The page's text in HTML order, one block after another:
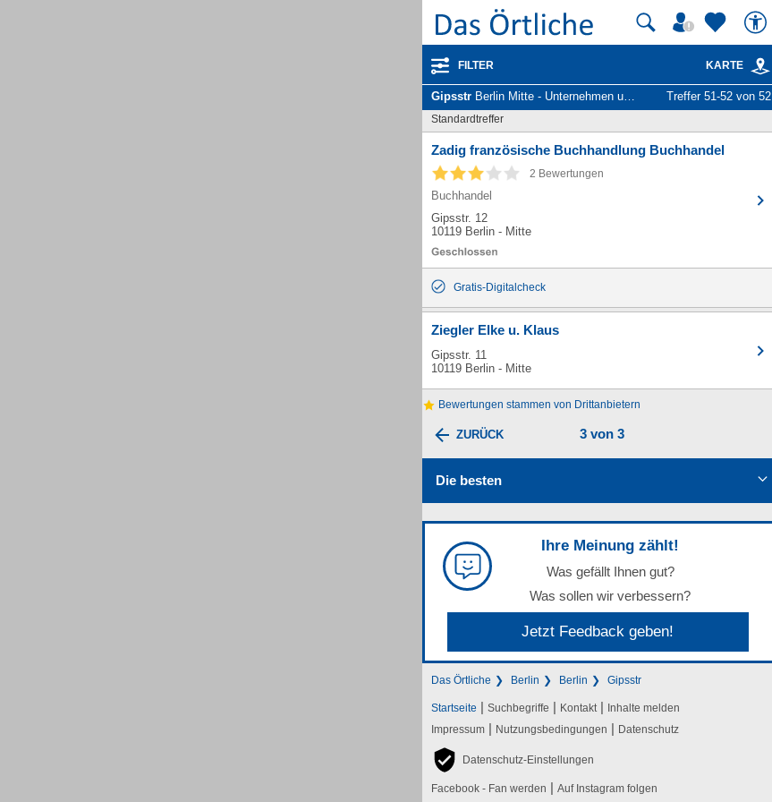
FILTER KARTE
Gipsstr Berlin Mitte - Unternehmen und Personen Treffer 51-52 von 52
Standardtreffer
Zadig französische Buchhandlung Buchhandel
2 Bewertungen
Buchhandel
Gipsstr. 12
10119 Berlin - Mitte
Gratis-Digitalcheck
Ziegler Elke u. Klaus
Gipsstr. 11
10119 Berlin - Mitte
Bewertungen stammen von Drittanbietern
ZURÜCK 3 von 3
Die besten
Ihre Meinung zählt!
Was gefällt Ihnen gut?
Was sollen wir verbessern?
Jetzt Feedback geben!
Das Örtliche Berlin Berlin Gipsstr
Startseite | Suchbegriffe | Kontakt | Inhalte melden
Impressum | Nutzungsbedingungen | Datenschutz
Datenschutz-Einstellungen
Facebook - Fan werden | Auf Instagram folgen